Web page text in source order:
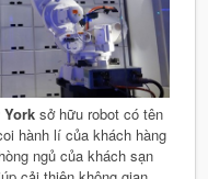
York sở hữu robot có tên
hành lí của khách hàng
ngủ của khách sạn